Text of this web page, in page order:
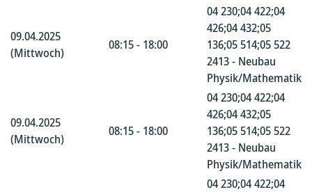
09.04.2025
(Mittwoch)
08:15 - 18:00
04 230;04 422;04
426;04 432;05
136;05 514;05 522
2413 - Neubau
Physik/Mathematik
09.04.2025
(Mittwoch)
08:15 - 18:00
04 230;04 422;04
426;04 432;05
136;05 514;05 522
2413 - Neubau
Physik/Mathematik
04 230;04 422;04